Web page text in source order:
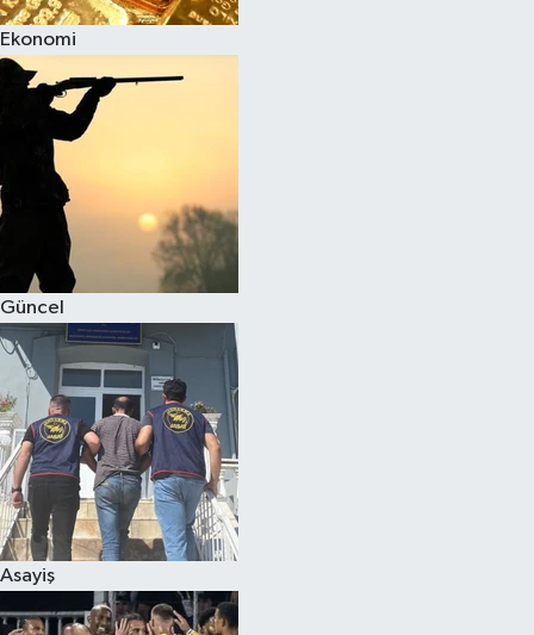
Ekonomi
Güncel
Asayiş